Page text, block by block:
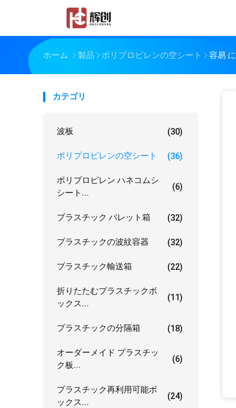
ホーム 製品 ポリプロピレンの空シート 容易
カテゴリ
波板 (30)
ポリプロピレンの空シート (36)
ポリプロピレン ハネコムシ
シート...
(6)
プラスチック パレット箱 (32)
プラスチックの波紋容器 (32)
プラスチック輸送箱 (22)
折りたたむプラスチックボ
ックス...
(11)
プラスチックの分隔箱 (18)
オーダーメイド プラスチッ
ク板...
(6)
プラスチック再利用可能ボ
ックス...
(24)